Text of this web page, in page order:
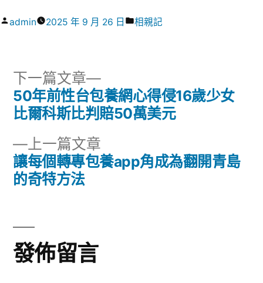
作
admin 2025 年 9 月 26 日
分
相親記
文
導
覽
上一篇文章
一
讓每個轉專包養app角成為翻開青島
的奇特方法
下一篇文章
下
一
篇
50年前性台包養網心得侵16歲少女
比爾科斯比判賠50萬美元
發佈留言